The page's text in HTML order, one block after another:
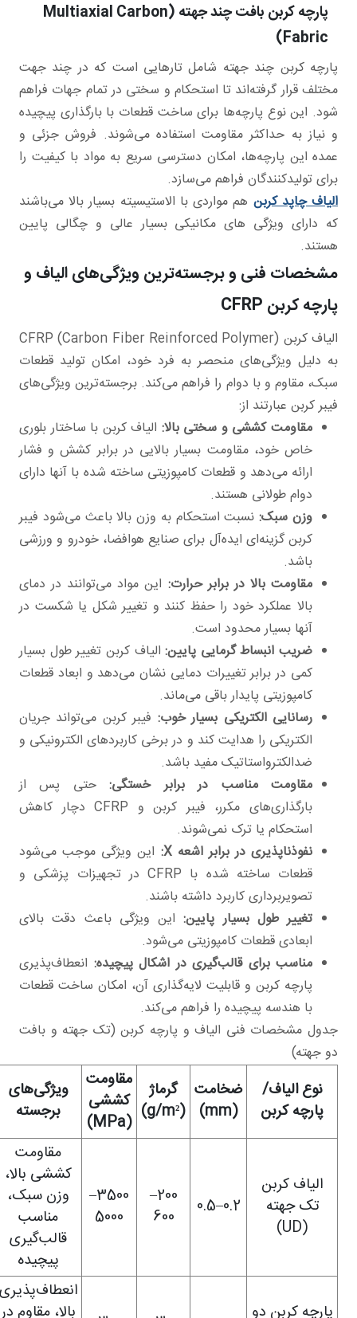
پارچه کربن بافت چند جهته (Multiaxial Carbon
Fabric)
پارچه کربن چند جهته شامل تارهایی است که در چند جهت
مختلف قرار گرفته‌اند تا استحکام و سختی در تمام جهات فراهم
شود. این نوع پارچه‌ها برای ساخت قطعات با بارگذاری پیچیده
و نیاز به حداکثر مقاومت استفاده می‌شوند. فروش جزئی و
عمده این پارچه‌ها، امکان دسترسی سریع به مواد با کیفیت را
برای تولیدکنندگان فراهم می‌سازد.
الیاف چاپد کربنهم مواردی با الاستیسیته بسیار بالا می‌باشند
که دارای ویژگی های مکانیکی بسیار عالی و چگالی پایین
هستند.
مشخصات فنی و برجسته‌ترین ویژگی‌های الیاف و
پارچه کربن CFRP
الیاف کربن CFRP (Carbon Fiber Reinforced Polymer)
به دلیل ویژگی‌های منحصر به فرد خود، امکان تولید قطعات
سبک، مقاوم و با دوام را فراهم می‌کند. برجسته‌ترین ویژگی‌های
فیبر کربن عبارتند از:
مقاومت کششی و سختی بالا:الیاف کربن با ساختار بلوری
خاص خود، مقاومت بسیار بالایی در برابر کشش و فشار
ارائه می‌دهد و قطعات کامپوزیتی ساخته شده با آنها دارای
دوام طولانی هستند.
وزن سبک:نسبت استحکام به وزن بالا باعث می‌شود فیبر
کربن گزینه‌ای ایده‌آل برای صنایع هوافضا، خودرو و ورزشی
باشد.
مقاومت بالا در برابر حرارت:این مواد می‌توانند در دمای
بالا عملکرد خود را حفظ کنند و تغییر شکل یا شکست در
آنها بسیار محدود است.
ضریب انبساط گرمایی پایین:الیاف کربن تغییر طول بسیار
کمی در برابر تغییرات دمایی نشان می‌دهد و ابعاد قطعات
کامپوزیتی پایدار باقی می‌ماند.
رسانایی الکتریکی بسیار خوب:فیبر کربن می‌تواند جریان
الکتریکی را هدایت کند و در برخی کاربردهای الکترونیکی و
ضدالکترواستاتیک مفید باشد.
مقاومت مناسب در برابر خستگی:حتی پس از
بارگذاری‌های مکرر، فیبر کربن و CFRP دچار کاهش
استحکام یا ترک نمی‌شوند.
نفوذناپذیری در برابر اشعه X
:این ویژگی موجب می‌شود
قطعات ساخته شده با CFRP در تجهیزات پزشکی و
تصویربرداری کاربرد داشته باشند.
تغییر طول بسیار پایین:این ویژگی باعث دقت بالای
ابعادی قطعات کامپوزیتی می‌شود.
مناسب برای قالب‌گیری در اشکال پیچیده:انعطاف‌پذیری
پارچه کربن و قابلیت لایه‌گذاری آن، امکان ساخت قطعات
با هندسه پیچیده را فراهم می‌کند.
جدول مشخصات فنی الیاف و پارچه کربن (تک جهته و بافت
دو جهته)
نوع الیاف/
پارچه کربن
ضخامت
(mm)
گرماژ
(g/m
²
)
مقاومت
کششی
(MPa)
ویژگی‌های
برجسته
الیاف کربن
تک جهته
(UD)
0.2–0.5
200–
600
3500–
5000
مقاومت
کششی بالا،
وزن سبک،
مناسب
قالب‌گیری
پیچیده
پارچه کربن دو
انعطاف‌پذیری
بالا، مقاوم در